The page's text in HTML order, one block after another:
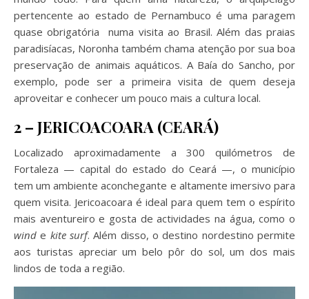
pertencente ao estado de Pernambuco é uma paragem
quase obrigatória numa visita ao Brasil. Além das praias
paradisíacas, Noronha também chama atenção por sua boa
preservação de animais aquáticos. A Baía do Sancho, por
exemplo, pode ser a primeira visita de quem deseja
aproveitar e conhecer um pouco mais a cultura local.
2 – JERICOACOARA (CEARÁ)
Localizado aproximadamente a 300 quilómetros de
Fortaleza — capital do estado do Ceará —, o município
tem um ambiente aconchegante e altamente imersivo para
quem visita. Jericoacoara é ideal para quem tem o espírito
mais aventureiro e gosta de actividades na água, como o
winde kite surf. Além disso, o destino nordestino permite
aos turistas apreciar um belo pôr do sol, um dos mais
lindos de toda a região.